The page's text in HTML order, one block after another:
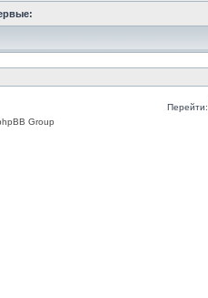
Перейти:
Group